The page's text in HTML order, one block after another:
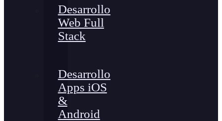
Desarrollo
Web Full
Stack
Desarrollo
Apps iOS
&
Android